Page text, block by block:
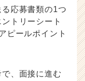
応募書類の1つ
トリーシート
ピールポイント
、面接に進む